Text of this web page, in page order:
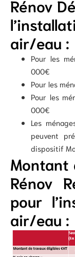
Rénov
air/eau :
Pour les
000€​
Pour les
Pour les
000€ ​
Les
peuvent
dispositif
Montant
Rénov
pour
air/eau :